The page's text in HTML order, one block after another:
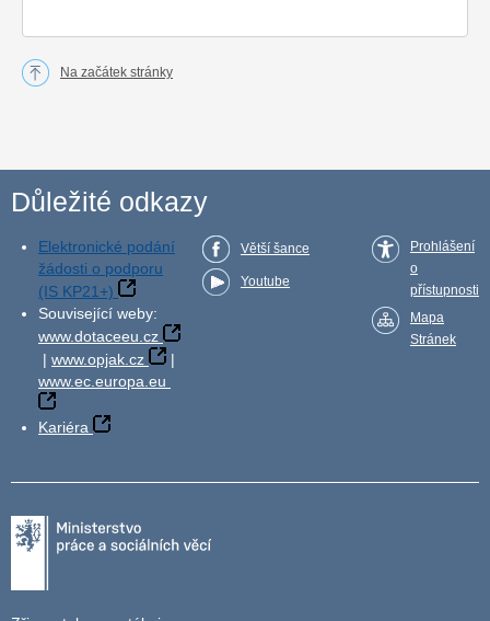
Na začátek stránky
Důležité odkazy
Elektronické podání
žádosti o podporu
(IS KP21+)
Související weby:
www.dotaceeu.cz
| www.opjak.cz
|
www.ec.europa.eu
Kariéra
Větší šance
Youtube
Prohlášení
o
přístupnosti
Mapa
Stránek